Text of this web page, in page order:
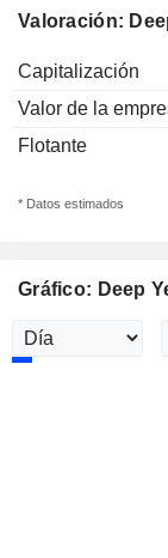
Valoración:
Capitalización
Valor de la
Flotante
* Datos estimados
Gráfico: Deep